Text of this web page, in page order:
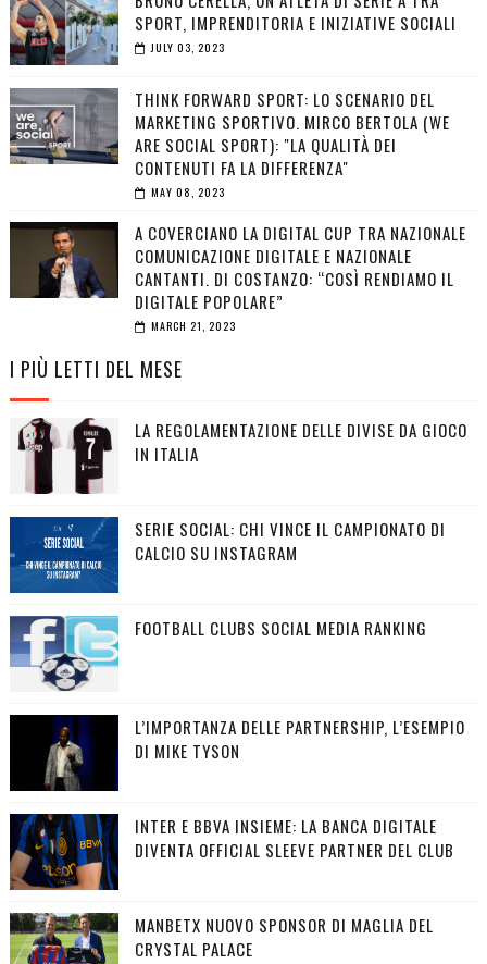
SPORT, IMPRENDITORIA E INIZIATIVE SOCIALI
JULY 03, 2023
THINK FORWARD SPORT: LO SCENARIO DEL
MARKETING SPORTIVO. MIRCO BERTOLA (WE
ARE SOCIAL SPORT): "LA QUALITÀ DEI
CONTENUTI FA LA DIFFERENZA"
MAY 08, 2023
A COVERCIANO LA DIGITAL CUP TRA NAZIONALE
COMUNICAZIONE DIGITALE E NAZIONALE
CANTANTI. DI COSTANZO: “COSÌ RENDIAMO IL
DIGITALE POPOLARE”
MARCH 21, 2023
I PIÙ LETTI DEL MESE
LA REGOLAMENTAZIONE DELLE DIVISE DA GIOCO
IN ITALIA
SERIE SOCIAL: CHI VINCE IL CAMPIONATO DI
CALCIO SU INSTAGRAM
FOOTBALL CLUBS SOCIAL MEDIA RANKING
L’IMPORTANZA DELLE PARTNERSHIP, L’ESEMPIO
DI MIKE TYSON
INTER E BBVA INSIEME: LA BANCA DIGITALE
DIVENTA OFFICIAL SLEEVE PARTNER DEL CLUB
MANBETX NUOVO SPONSOR DI MAGLIA DEL
CRYSTAL PALACE